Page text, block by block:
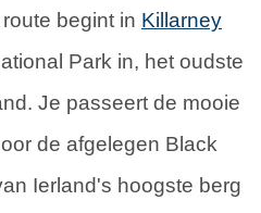
begint in Killarney
Park in, het oudste
Je passeert de mooie
de afgelegen Black
Ierland's hoogste berg